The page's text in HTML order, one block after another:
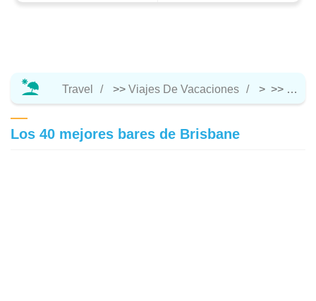
Travel >> Viajes De Vacaciones > >>
Los 40 mejores bares de Brisbane